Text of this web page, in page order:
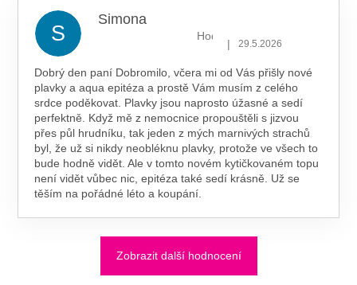
S
Simona
Hodnocení obchodu je 5 z 5
| 29.5.2026
Dobrý den paní Dobromilo, včera mi od Vás přišly nové
plavky a aqua epitéza a prostě Vám musím z celého
srdce poděkovat. Plavky jsou naprosto úžasné a sedí
perfektně. Když mě z nemocnice propouštěli s jizvou
přes půl hrudníku, tak jeden z mých marnivých strachů
byl, že už si nikdy neobléknu plavky, protože ve všech to
bude hodně vidět. Ale v tomto novém kytičkovaném topu
není vidět vůbec nic, epitéza také sedí krásně. Už se
těším na pořádné léto a koupání.
Zobrazit další hodnocení